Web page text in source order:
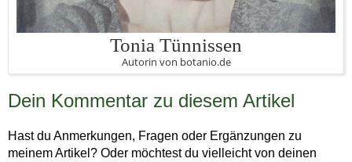
Tonia Tünnissen
Autorin von botanio.de
Dein Kommentar zu diesem Artikel
Hast du Anmerkungen, Fragen oder Ergänzungen zu
meinem Artikel? Oder möchtest du vielleicht von deinen